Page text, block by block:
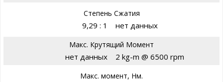
Степень Сжатия
9,29 : 1 нет данных
Макс. Крутящий Момент
нет данных 2 kg-m @ 6500 rpm
Макс. момент, Нм.